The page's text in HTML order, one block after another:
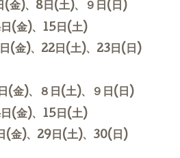
(金)、8 日(土)、９日(日)
金)、15 日(土)
)、22日(土)、23日(日)
(金)、８日(土)、９日(日)
金)、15日(土)
)、29日(土)、30(日)